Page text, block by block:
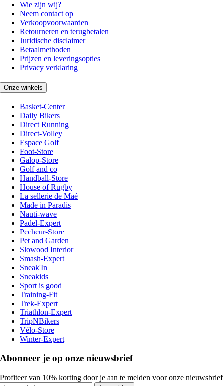
Wie zijn wij?
Neem contact op
Verkoopvoorwaarden
Retourneren en terugbetalen
Juridische disclaimer
Betaalmethoden
Prijzen en leveringsopties
Privacy verklaring
Onze winkels
Basket-Center
Daily Bikers
Direct Running
Direct-Volley
Espace Golf
Foot-Store
Galop-Store
Golf and co
Handball-Store
House of Rugby
La sellerie de Maé
Made in Paradis
Nauti-wave
Padel-Expert
Pecheur-Store
Pet and Garden
Slowood Interior
Smash-Expert
Sneak'In
Sneakids
Sport is good
Training-Fit
Trek-Expert
Triathlon-Expert
TripNBikers
Vélo-Store
Winter-Expert
Abonneer je op onze nieuwsbrief
Profiteer van 10% korting door je aan te melden voor onze nieuwsbrief